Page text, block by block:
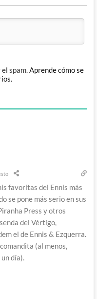
spam.Aprende cómo se
favoritas del Ennis más
se pone más serio en sus
Press y otros
del Vértigo,
el de Ennis & Ezquerra.
(al menos,
día).